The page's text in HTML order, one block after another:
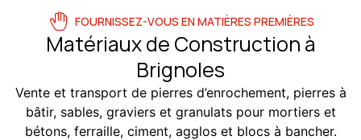
FOURNISSEZ-VOUS EN MATIÈRES PREMIÈRES
Matériaux de Construction à
Brignoles
Vente et transport de pierres d’enrochement, pierres à
bâtir, sables, graviers et granulats pour mortiers et
bétons, ferraille, ciment, agglos et blocs à bancher.